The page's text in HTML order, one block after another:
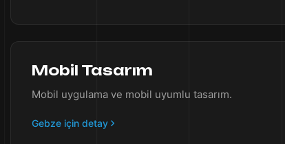
Mobil Tasarım
Mobil uygulama ve mobil uyumlu tasarım.
Gebze için detay